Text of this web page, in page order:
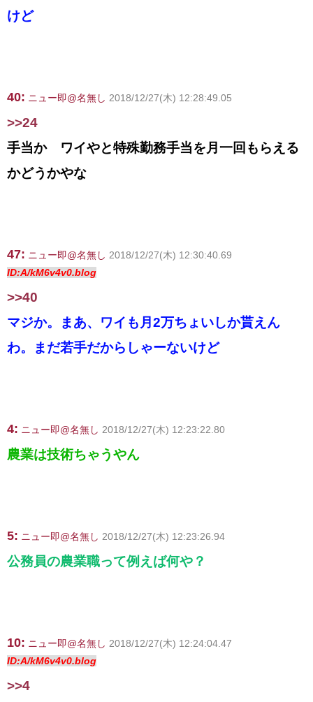
けど
40: ニュー即@名無し 2018/12/27(木) 12:28:49.05
>>24
手当か ワイやと特殊勤務手当を月一回もらえる
かどうかやな
47: ニュー即@名無し 2018/12/27(木) 12:30:40.69
ID:A/kM6v4v0.blog
>>40
マジか。まあ、ワイも月2万ちょいしか貰えん
わ。まだ若手だからしゃーないけど
4: ニュー即@名無し 2018/12/27(木) 12:23:22.80
農業は技術ちゃうやん
5: ニュー即@名無し 2018/12/27(木) 12:23:26.94
公務員の農業職って例えば何や？
10: ニュー即@名無し 2018/12/27(木) 12:24:04.47
ID:A/kM6v4v0.blog
>>4